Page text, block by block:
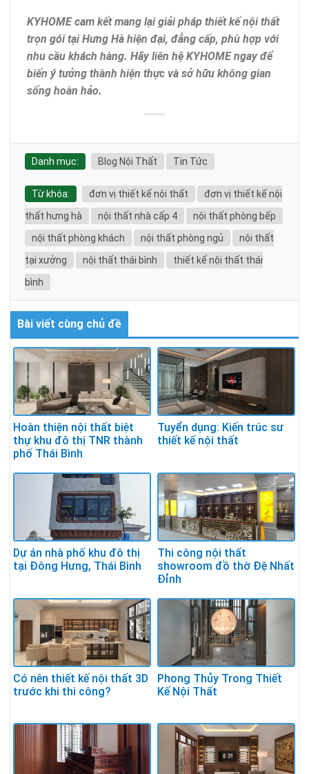
KYHOME cam kết mang lại giải pháp thiết kế nội thất
trọn gói tại Hưng Hà hiện đại, đẳng cấp, phù hợp với
nhu cầu khách hàng. Hãy liên hệ KYHOME ngay để
biến ý tưởng thành hiện thực và sở hữu không gian
sống hoàn hảo.
Danh mục: Blog Nội Thất Tin Tức
Từ khóa: đơn vị thiết kế nội thất
đơn vị thiết kế nội
thất hưng hà
nội thất nhà cấp 4
nội thất phòng bếp
nội thất phòng khách
nội thất phòng ngủ
nội thất
tại xưởng
nội thất thái bình
thiết kế nội thất thái
bình
Bài viết cùng chủ đề
Hoàn thiện nội thất biệt
thự khu đô thị TNR thành
phố Thái Bình
Tuyển dụng: Kiến trúc sư
thiết kế nội thất
Dự án nhà phố khu đô thị
tại Đông Hưng, Thái Bình
Thi công nội thất
showroom đồ thờ Đệ Nhất
Đỉnh
Có nên thiết kế nội thất 3D
trước khi thi công?
Phong Thủy Trong Thiết
Kế Nội Thất